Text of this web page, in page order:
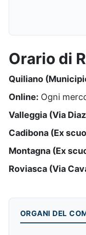
Orario di
Quiliano
Online: Ogni
Valleggia (Via
Cadibona (Ex
Montagna (Ex
Roviasca (Via
ORGANI DEL